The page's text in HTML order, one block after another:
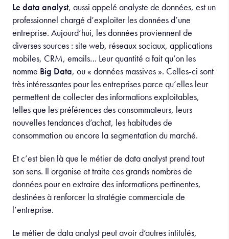
Le data analyst, aussi appelé analyste de données, est un
professionnel chargé d’exploiter les données d’une
entreprise. Aujourd’hui, les données proviennent de
diverses sources : site web, réseaux sociaux, applications
mobiles, CRM, emails… Leur quantité a fait qu’on les
nomme Big Data, ou « données massives ». Celles-ci sont
très intéressantes pour les entreprises parce qu’elles leur
permettent de collecter des informations exploitables,
telles que les préférences des consommateurs, leurs
nouvelles tendances d’achat, les habitudes de
consommation ou encore la segmentation du marché.
Et c’est bien là que le métier de data analyst prend tout
son sens. Il organise et traite ces grands nombres de
données pour en extraire des informations pertinentes,
destinées à renforcer la stratégie commerciale de
l’entreprise.
Le métier de data analyst peut avoir d’autres intitulés,